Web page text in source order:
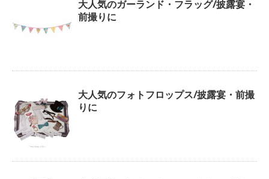
大人気のガーランド・フラッグ/披露宴・
前撮りに
大人気のフォトフロップス/披露宴・前撮
りに